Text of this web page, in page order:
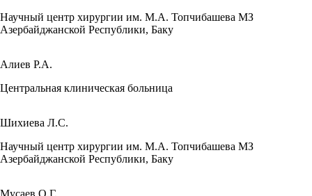
Научный центр хирургии им. М.А. Топчибашева МЗ
Азербайджанской Республики, Баку
Алиев Р.А.
Центральная клиническая больница
Шихиева Л.С.
Научный центр хирургии им. М.А. Топчибашева МЗ
Азербайджанской Республики, Баку
Мусаев О.Г.